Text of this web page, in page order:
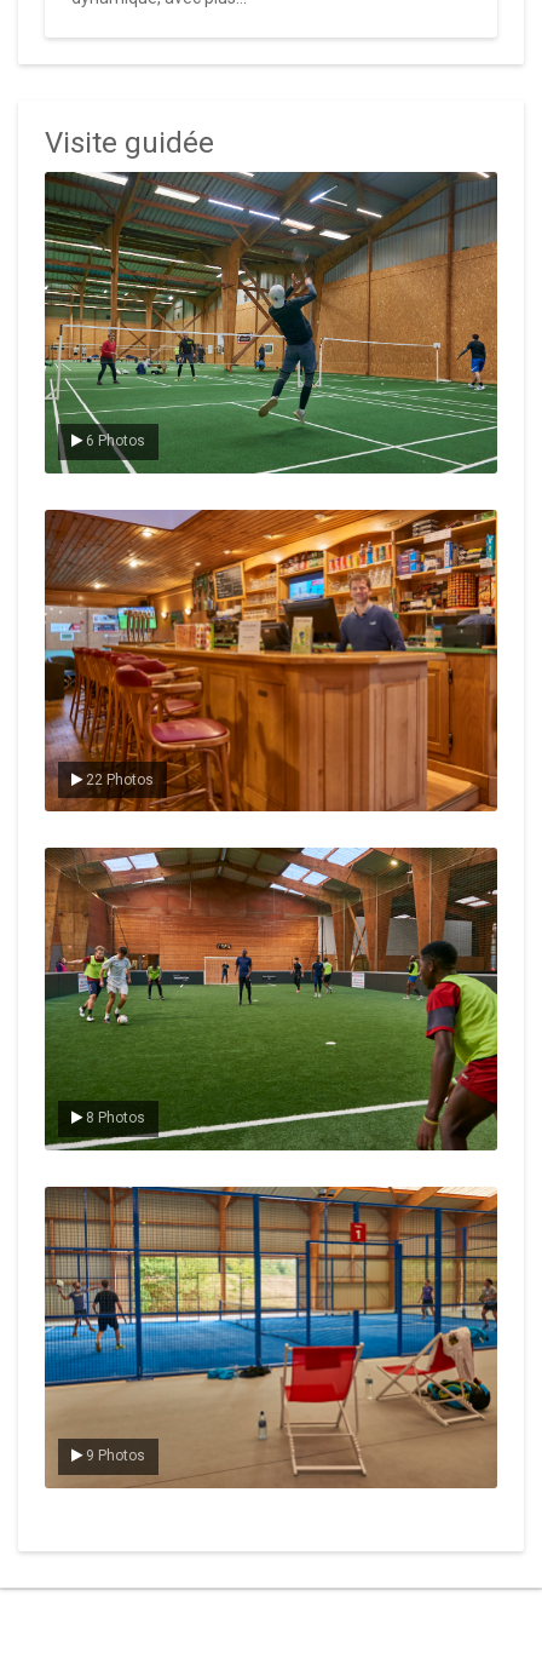
Visite guidée
6 Photos
Le badminton
22 Photos
Le Club
8 Photos
Le foot en salle
9 Photos
Le padel